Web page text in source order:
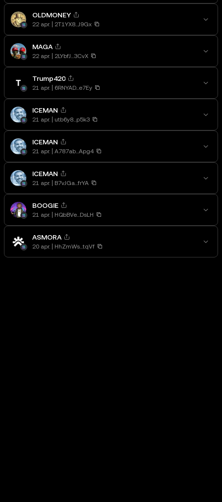
OLDMONEY
22 apr. 2T1YX8...J9Gx
MAGA
22 apr. 2LYbfJ...3CvX
Trump420
21 apr. 6RNYAD...e7Ey
ICEMAN
21 apr. utb6y8...p5k3
ICEMAN
21 apr. A787ab...Apg4
ICEMAN
21 apr. B7vJGa...frYA
BOOGIE
21 apr. HQbBVe...DsLH
ASMORA
20 apr. HhZmWs...tqVf